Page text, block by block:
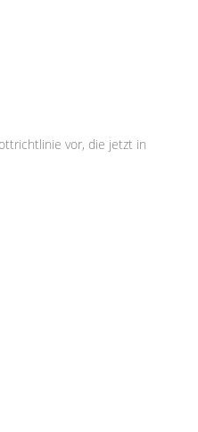
vor, die jetzt in